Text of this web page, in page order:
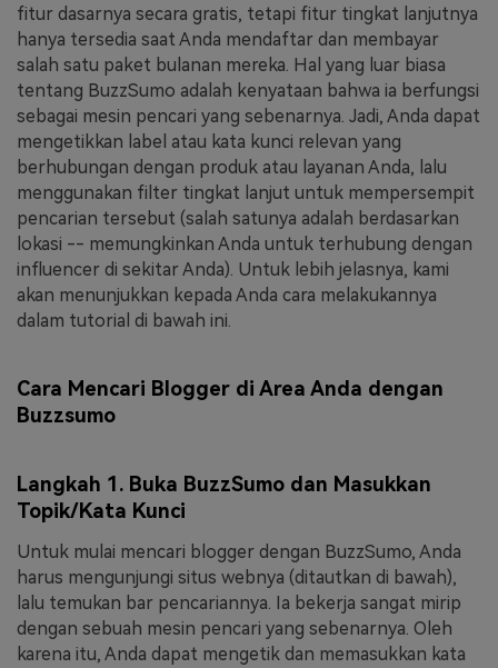
fitur dasarnya secara gratis, tetapi fitur tingkat lanjutnya
hanya tersedia saat Anda mendaftar dan membayar
salah satu paket bulanan mereka. Hal yang luar biasa
tentang BuzzSumo adalah kenyataan bahwa ia berfungsi
sebagai mesin pencari yang sebenarnya. Jadi, Anda dapat
mengetikkan label atau kata kunci relevan yang
berhubungan dengan produk atau layanan Anda, lalu
menggunakan filter tingkat lanjut untuk mempersempit
pencarian tersebut (salah satunya adalah berdasarkan
lokasi -- memungkinkan Anda untuk terhubung dengan
influencer di sekitar Anda). Untuk lebih jelasnya, kami
akan menunjukkan kepada Anda cara melakukannya
dalam tutorial di bawah ini.
Cara Mencari Blogger di Area Anda dengan
Buzzsumo
Langkah 1. Buka BuzzSumo dan Masukkan
Topik/Kata Kunci
Untuk mulai mencari blogger dengan BuzzSumo, Anda
harus mengunjungi situs webnya (ditautkan di bawah),
lalu temukan bar pencariannya. Ia bekerja sangat mirip
dengan sebuah mesin pencari yang sebenarnya. Oleh
karena itu, Anda dapat mengetik dan memasukkan kata